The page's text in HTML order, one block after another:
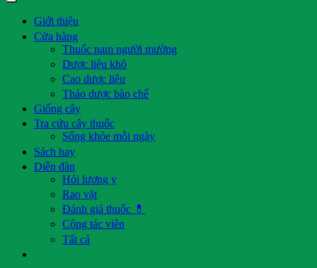
Giới thiệu
Cửa hàng
Thuốc nam người mường
Dược liệu khô
Cao dược liệu
Thảo dược bào chế
Giống cây
Tra cứu cây thuốc
Sống khỏe mỗi ngày
Sách hay
Diễn đàn
Hỏi lương y
Rao vặt
Đánh giá thuốc 💊
Cộng tác viên
Tất cả